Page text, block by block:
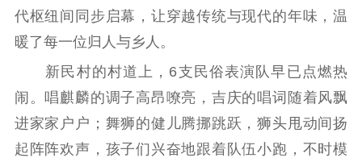
文化交流
体制改革
文化产业
紫金文化艺术节
品牌活动
精神文明
文明创建 文明实践
文明培育
先进典型
代枢纽间同步启幕，让穿越传统与现代的年味，温
暖了每一位归人与乡人。
新民村的村道上，6支民俗表演队早已点燃热
闹。唱麒麟的调子高昂嘹亮，吉庆的唱词随着风飘
进家家户户；舞狮的健儿腾挪跳跃，狮头甩动间扬
起阵阵欢声，孩子们兴奋地跟着队伍小跑，不时模